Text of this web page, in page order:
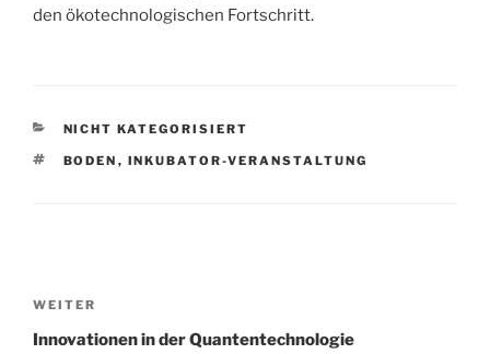
den ökotechnologischen Fortschritt.
KATEGORIEN
NICHT KATEGORISIERT
SCHLAGWÖRTER
BODEN , INKUBATOR-VERANSTALTUNG
Nächster
Beitrag
WEITER
Innovationen in der Quantentechnologie